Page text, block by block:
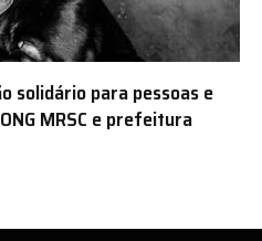
solidário para pessoas e
MRSC e prefeitura